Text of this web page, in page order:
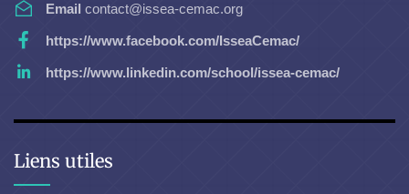
Email contact@issea-cemac.org
https://www.facebook.com/IsseaCemac/
https://www.linkedin.com/school/issea-cemac/
Liens utiles